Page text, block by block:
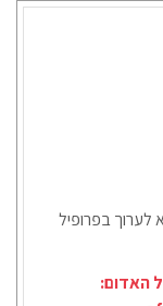
לערוך בפרופיל
האדום: